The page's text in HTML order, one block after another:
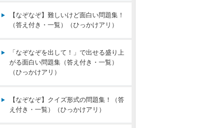
【なぞなぞ】難しいけど面白い問題集！
（答え付き・一覧）（ひっかけアリ）
「なぞなぞを出して！」で出せる盛り上
がる面白い問題集（答え付き・一覧）
（ひっかけアリ）
【なぞなぞ】クイズ形式の問題集！（答
え付き・一覧）（ひっかけアリ）